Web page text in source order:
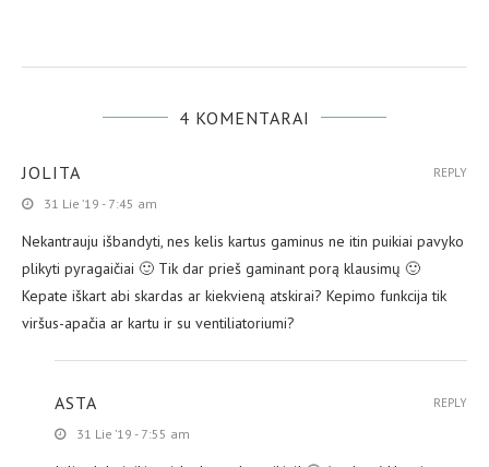
4 KOMENTARAI
JOLITA
31 Lie ’19 - 7:45 am
Nekantrauju išbandyti, nes kelis kartus gaminus ne itin puikiai pavyko
plikyti pyragaičiai 🙂 Tik dar prieš gaminant porą klausimų 🙂
Kepate iškart abi skardas ar kiekvieną atskirai? Kepimo funkcija tik
viršus-apačia ar kartu ir su ventiliatoriumi?
REPLY
ASTA
31 Lie ’19 - 7:55 am
REPLY